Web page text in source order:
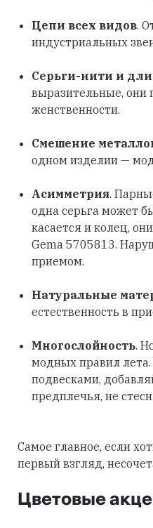
Цепи всех видов.
индустриальных
Серьги-нити и
выразительные,
женственности.
Смешение
одном изделии —
Асимметрия.
одна серьга может
касается и колец,
Gema 5705813.
приемом.
Натуральные
естественность в
Многослойность.
модных правил
подвесками,
предплечья, не
Самое главное, если
первый взгляд,
Цветовые